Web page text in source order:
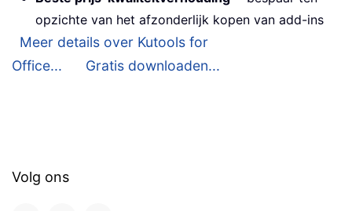
opzichte van het afzonderlijk kopen van add-ins
Meer details over Kutools for
Office...
Gratis downloaden...
Volg ons